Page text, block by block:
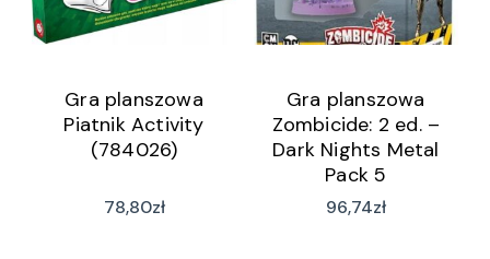
Gra planszowa
Piatnik Activity
(784026)
78,80zł
Gra planszowa
Zombicide: 2 ed. –
Dark Nights Metal
Pack 5
96,74zł